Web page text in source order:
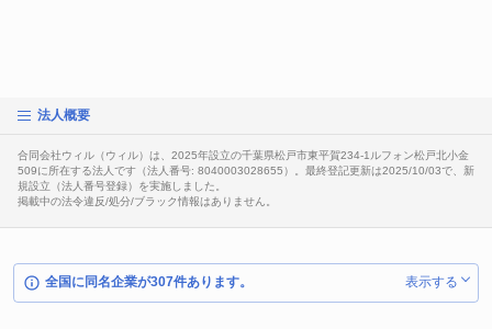
法人概要
合同会社ウィル（ウィル）は、2025年設立の千葉県松戸市東平賀234-1ルフォン松戸北小金
509に所在する法人です（法人番号: 8040003028655）。最終登記更新は2025/10/03で、新
規設立（法人番号登録）を実施しました。
掲載中の法令違反/処分/ブラック情報はありません。
全国に同名企業が307件あります。 表示する